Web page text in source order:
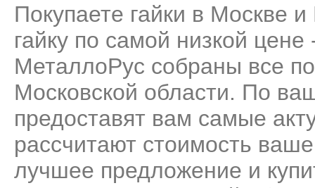
Покупаете гайки в Москве
гайку по самой низкой
МеталлоРус собраны все
Московской области. По
предоставят вам самые
рассчитают стоимость
лучшее предложение и